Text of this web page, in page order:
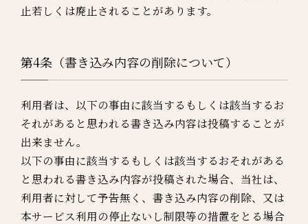
止若しくは廃止されることがあります。
第4条（書き込み内容の削除について）
利用者は、以下の事由に該当するもしくは該当するお
それがあると思われる書き込み内容は投稿することが
出来ません。
以下の事由に該当するもしくは該当するおそれがある
と思われる書き込み内容が投稿された場合、当社は、
利用者に対して予告無く、書き込み内容の削除、又は
本サービス利用の停止ないし制限等の措置をとる場合